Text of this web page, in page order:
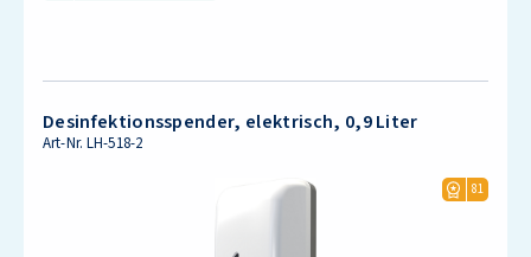
Desinfektionsspender, elektrisch, 0,9 Liter
Art-Nr.LH-518-2
81